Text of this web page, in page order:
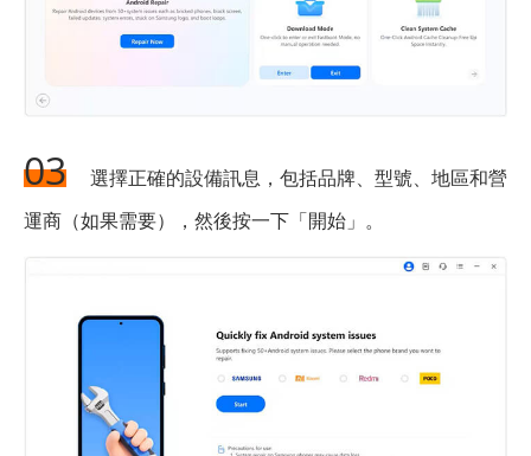
03
選擇正確的設備訊息，包括品牌、型號、地區和營
運商（如果需要），然後按一下「開始」。